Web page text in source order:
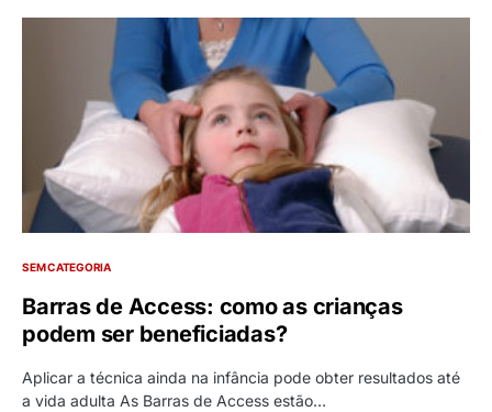
SEM CATEGORIA
Barras de Access: como as crianças
podem ser beneficiadas?
Aplicar a técnica ainda na infância pode obter resultados até
a vida adulta As Barras de Access estão…